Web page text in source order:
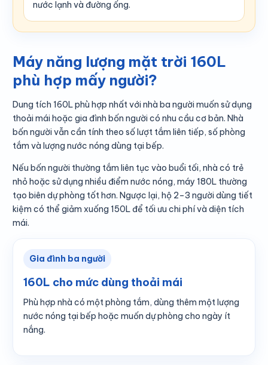
nước lạnh và đường ống.
Máy năng lượng mặt trời 160L
phù hợp mấy người?
Dung tích 160L phù hợp nhất với nhà ba người muốn sử dụng
thoải mái hoặc gia đình bốn người có nhu cầu cơ bản. Nhà
bốn người vẫn cần tính theo số lượt tắm liên tiếp, số phòng
tắm và lượng nước nóng dùng tại bếp.
Nếu bốn người thường tắm liên tục vào buổi tối, nhà có trẻ
nhỏ hoặc sử dụng nhiều điểm nước nóng, máy 180L thường
tạo biên dự phòng tốt hơn. Ngược lại, hộ 2–3 người dùng tiết
kiệm có thể giảm xuống 150L để tối ưu chi phí và diện tích
mái.
Gia đình ba người
160L cho mức dùng thoải mái
Phù hợp nhà có một phòng tắm, dùng thêm một lượng
nước nóng tại bếp hoặc muốn dự phòng cho ngày ít
nắng.